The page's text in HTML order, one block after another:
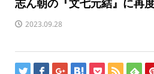
2023.09.28